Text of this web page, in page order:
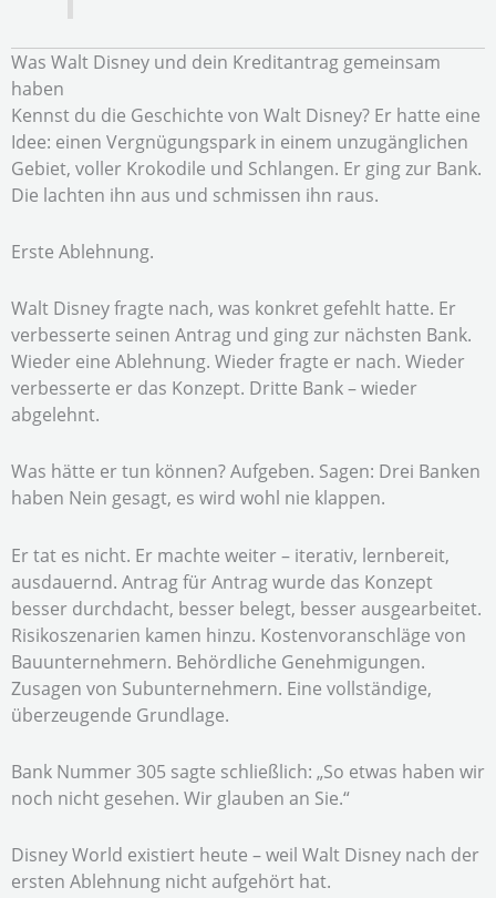
Was Walt Disney und dein Kreditantrag gemeinsam
haben
Kennst du die Geschichte von Walt Disney? Er hatte eine
Idee: einen Vergnügungspark in einem unzugänglichen
Gebiet, voller Krokodile und Schlangen. Er ging zur Bank.
Die lachten ihn aus und schmissen ihn raus.
Erste Ablehnung.
Walt Disney fragte nach, was konkret gefehlt hatte. Er
verbesserte seinen Antrag und ging zur nächsten Bank.
Wieder eine Ablehnung. Wieder fragte er nach. Wieder
verbesserte er das Konzept. Dritte Bank – wieder
abgelehnt.
Was hätte er tun können? Aufgeben. Sagen: Drei Banken
haben Nein gesagt, es wird wohl nie klappen.
Er tat es nicht. Er machte weiter – iterativ, lernbereit,
ausdauernd. Antrag für Antrag wurde das Konzept
besser durchdacht, besser belegt, besser ausgearbeitet.
Risikoszenarien kamen hinzu. Kostenvoranschläge von
Bauunternehmern. Behördliche Genehmigungen.
Zusagen von Subunternehmern. Eine vollständige,
überzeugende Grundlage.
Bank Nummer 305 sagte schließlich: „So etwas haben wir
noch nicht gesehen. Wir glauben an Sie.“
Disney World existiert heute – weil Walt Disney nach der
ersten Ablehnung nicht aufgehört hat.